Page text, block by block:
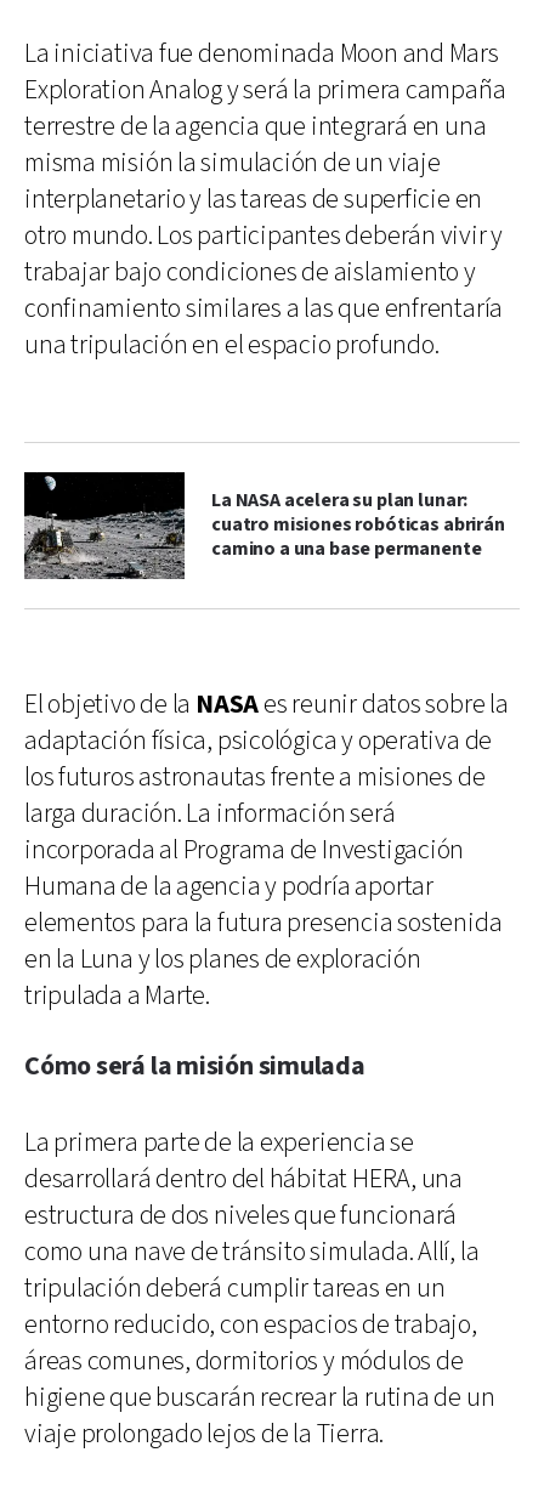
La iniciativa fue denominada Moon and Mars
Exploration Analog y será la primera campaña
terrestre de la agencia que integrará en una
misma misión la simulación de un viaje
interplanetario y las tareas de superficie en
otro mundo. Los participantes deberán vivir y
trabajar bajo condiciones de aislamiento y
confinamiento similares a las que enfrentaría
una tripulación en el espacio profundo.
La NASA acelera su plan lunar:
cuatro misiones robóticas abrirán
camino a una base permanente
El objetivo de la NASAes reunir datos sobre la
adaptación física, psicológica y operativa de
los futuros astronautas frente a misiones de
larga duración. La información será
incorporada al Programa de Investigación
Humana de la agencia y podría aportar
elementos para la futura presencia sostenida
en la Luna y los planes de exploración
tripulada a Marte.
Cómo será la misión simulada
La primera parte de la experiencia se
desarrollará dentro del hábitat HERA, una
estructura de dos niveles que funcionará
como una nave de tránsito simulada. Allí, la
tripulación deberá cumplir tareas en un
entorno reducido, con espacios de trabajo,
áreas comunes, dormitorios y módulos de
higiene que buscarán recrear la rutina de un
viaje prolongado lejos de la Tierra.